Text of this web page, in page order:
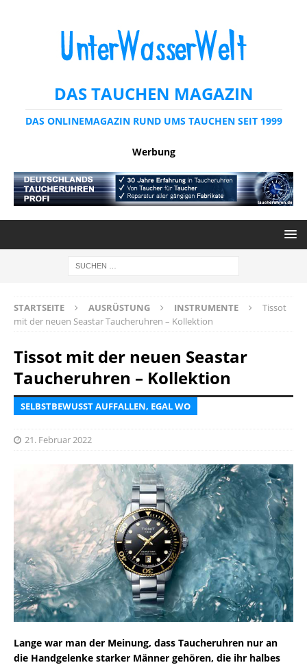
DAS TAUCHEN MAGAZIN
DAS ONLINEMAGAZIN RUND UMS TAUCHEN SEIT 1999
Werbung
STARTSEITE AUSRÜSTUNG INSTRUMENTE
Tissot
mit der neuen Seastar Taucheruhren – Kollektion
Tissot mit der neuen Seastar
Taucheruhren – Kollektion
SELBSTBEWUSST AUFFALLEN, EGAL WO
21. Februar 2022
Lange war man der Meinung, dass Taucheruhren nur an
die Handgelenke starker Männer gehören, die ihr halbes